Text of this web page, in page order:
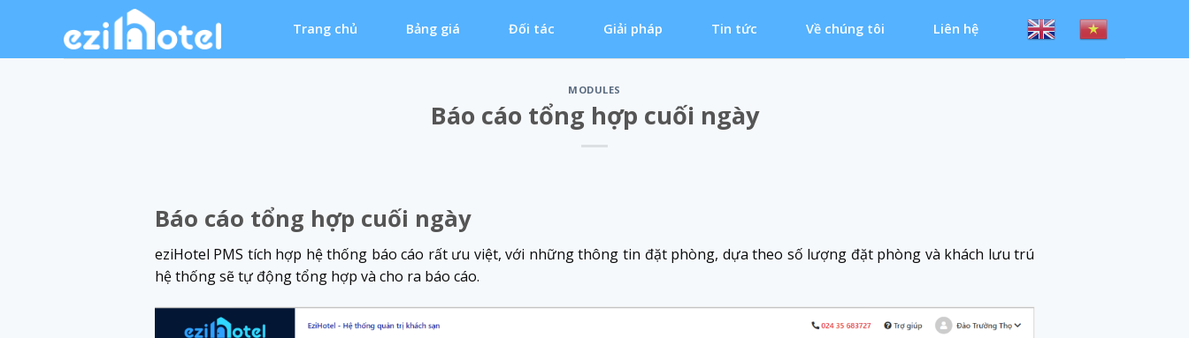
content
Trang chủ Bảng giá Đối tác Giải pháp Tin tức Về chúng tôi Liên hệ
MODULES
Báo cáo tổng hợp cuối ngày
Báo cáo tổng hợp cuối ngày
eziHotel PMS tích hợp hệ thống báo cáo rất ưu việt, với những thông tin đặt phòng, dựa theo số lượng đặt phòng và khách lưu trú
hệ thống sẽ tự động tổng hợp và cho ra báo cáo.